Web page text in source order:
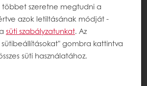
szeretne megtudni a
azok letiltásának módját -
süti szabályzatunkat. Az
gombra kattintva
süti használatához.